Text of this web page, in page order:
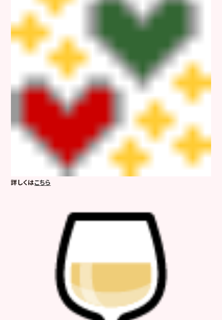
詳しくはこちら